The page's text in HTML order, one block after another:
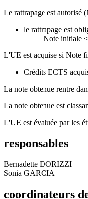
Le rattrapage est autorisé
le rattrapage est
Note initiale
L'UE est acquise si Note
Crédits ECTS
La note obtenue rentre
La note obtenue est
L'UE est évaluée par les
responsables
Bernadette DORIZZI
Sonia GARCIA
coordinateurs